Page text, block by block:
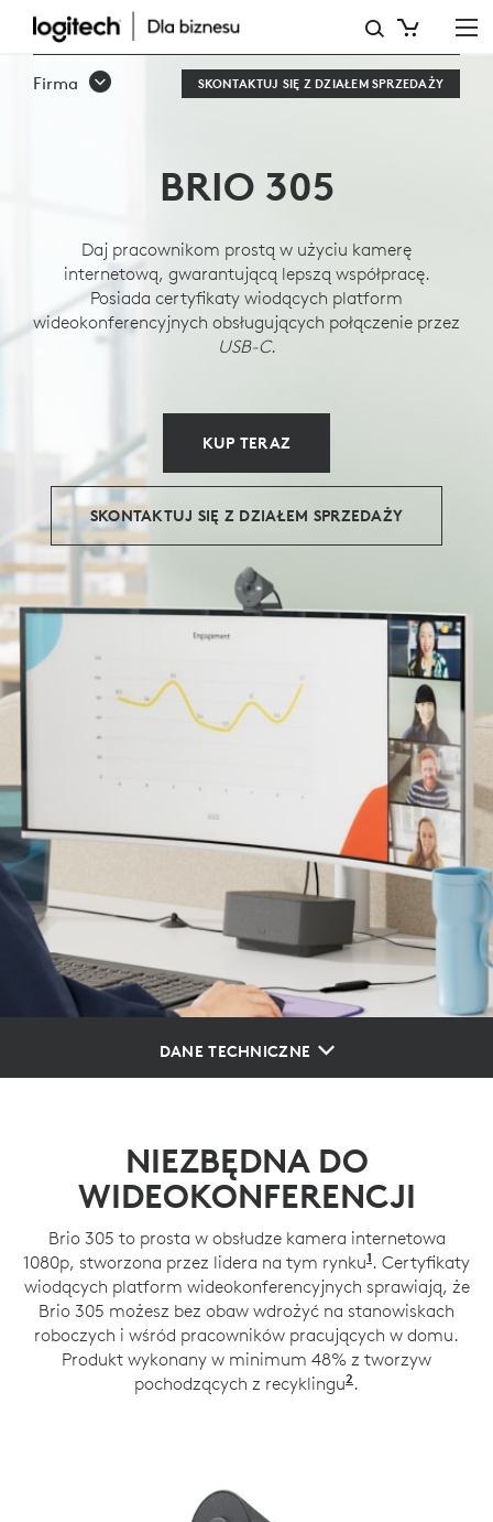
KAMERA
INTERNETOWA
BUSINESS
WEBCAM
Firma SKONTAKTUJ SIĘ Z DZIAŁEM SPRZEDAŻY
BRIO 305
Daj pracownikom prostą w użyciu kamerę
internetową, gwarantującą lepszą współpracę.
Posiada certyfikaty wiodących platform
wideokonferencyjnych obsługujących połączenie przez
USB-C.
KUP TERAZ
SKONTAKTUJ SIĘ Z DZIAŁEM SPRZEDAŻY
DANE TECHNICZNE
NIEZBĘDNA DO
WIDEOKONFERENCJI
Brio 305 to prosta w obsłudze kamera internetowa
1080p, stworzona przez lidera na tym rynku1 Na
. Certyfikaty
wiodących platform wideokonferencyjnych sprawiają, że
Brio 305 możesz bez obaw wdrożyć na stanowiskach
roboczych i wśród pracowników pracujących w domu.
Produkt wykonany w minimum 48% z tworzyw
pochodzących z recyklingu2 62% w
.